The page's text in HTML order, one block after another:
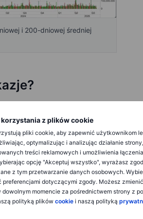
korzystania z plików cookie
pliki cookie, aby zapewnić użytkownikom
optymalizując i analizując działanie
treści reklamowych i umożliwienia
opcję "Akceptuj wszystko", wyrażasz
z tym przetwarzanie danych osobowych.
dotyczącymi zgody. Możesz
momencie za pośrednictwem strony z
polityką plikówcookie i naszą polityką
i 200-dniowej średniej
cen, ponieważ inwestorzy
się na te ruchy, co powoduje
wyników ceny opcji
jest jako "implied volatility crush"
może być okazją do
akcje.
charakter edukacyjny.
wdrażane bez starannego